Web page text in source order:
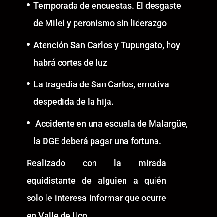
Temporada de encuestas. El desgaste
de Milei y peronismo sin liderazgo
Atención San Carlos y Tupungato, hoy
habrá cortes de luz
La tragedia de San Carlos, emotiva
despedida de la hija.
Accidente en una escuela de Malargüe,
la DGE deberá pagar una fortuna.
Realizado con la mirada
equidistante de alguien a quién
solo le interesa informar que ocurre